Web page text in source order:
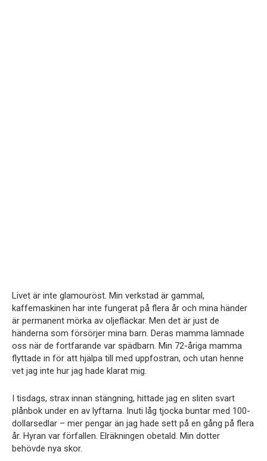
Livet är inte glamouröst. Min verkstad är gammal,
kaffemaskinen har inte fungerat på flera år och mina händer
är permanent mörka av oljefläckar. Men det är just de
händerna som försörjer mina barn. Deras mamma lämnade
oss när de fortfarande var spädbarn. Min 72-åriga mamma
flyttade in för att hjälpa till med uppfostran, och utan henne
vet jag inte hur jag hade klarat mig.
I tisdags, strax innan stängning, hittade jag en sliten svart
plånbok under en av lyftarna. Inuti låg tjocka buntar med 100-
dollarsedlar – mer pengar än jag hade sett på en gång på flera
år. Hyran var förfallen. Elräkningen obetald. Min dotter
behövde nya skor.